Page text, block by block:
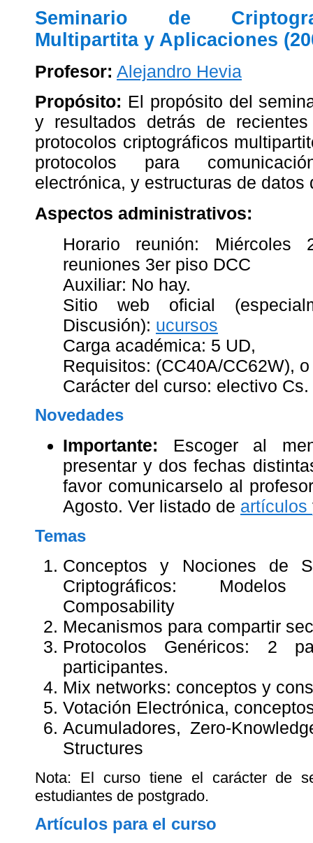
Seminario de
Multipartita y Aplicaciones
Profesor: Alejandro Hevia
Propósito: El propósito del
y resultados detrás de
protocolos criptográficos
protocolos para
electrónica, y estructuras de datos
Aspectos administrativos:
Horario reunión: Miércoles
reuniones 3er piso DCC
Auxiliar: No hay.
Sitio web oficial
Discusión): ucursos
Carga académica: 5 UD,
Requisitos: (CC40A/CC62W),
Carácter del curso: electivo
Novedades
Importante: Escoger al
presentar y dos fechas
favor comunicarselo al
Agosto. Ver listado de artículos
Temas
Conceptos y Nociones de
Criptográficos:
Composability
Mecanismos para compartir
Protocolos Genéricos: 2
participantes.
Mix networks: conceptos y
Votación Electrónica,
Acumuladores, Zero-
Structures
Nota: El curso tiene el carácter de
estudiantes de postgrado.
Artículos para el curso